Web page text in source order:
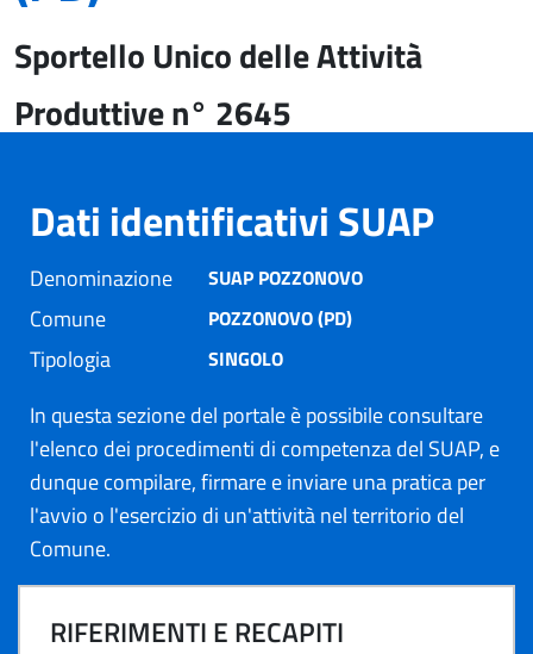
Sportello Unico delle Attività
Produttive n° 2645
Dati identificativi SUAP
Denominazione SUAP POZZONOVO
Comune POZZONOVO (PD)
Tipologia SINGOLO
In questa sezione del portale è possibile consultare
l'elenco dei procedimenti di competenza del SUAP, e
dunque compilare, firmare e inviare una pratica per
l'avvio o l'esercizio di un'attività nel territorio del
Comune.
RIFERIMENTI E RECAPITI